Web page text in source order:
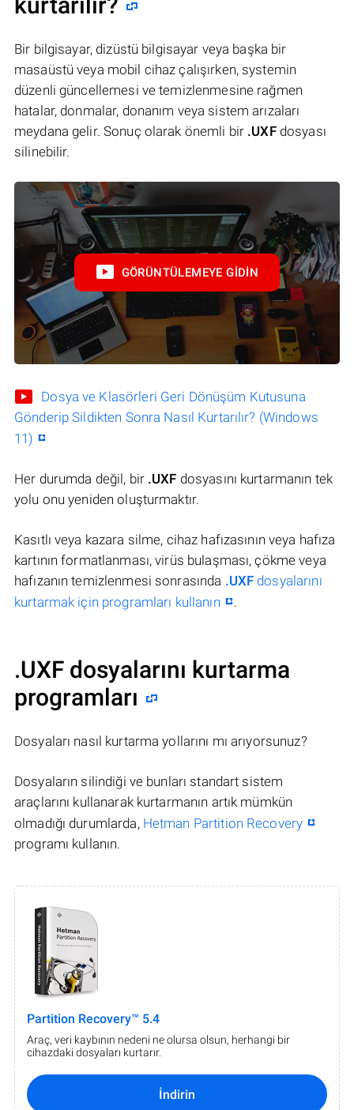
Bir bilgisayar, dizüstü bilgisayar veya başka bir
masaüstü veya mobil cihaz çalışırken, systemin
düzenli güncellemesi ve temizlenmesine rağmen
hatalar, donmalar, donanım veya sistem arızaları
meydana gelir. Sonuç olarak önemli bir .UXFdosyası
silinebilir.
GÖRÜNTÜLEMEYE GIDIN
Dosya ve Klasörleri Geri Dönüşüm Kutusuna
Gönderip Sildikten Sonra Nasıl Kurtarılır? (Windows
11)
Her durumda değil, bir .UXF dosyasını kurtarmanın tek
yolu onu yeniden oluşturmaktır.
Kasıtlı veya kazara silme, cihaz hafızasının veya hafıza
kartının formatlanması, virüs bulaşması, çökme veya
hafızanın temizlenmesi sonrasında .UXF dosyalarını
kurtarmak için programları kullanın
.
.UXF dosyalarını kurtarma
programları
Dosyaları nasıl kurtarma yollarını mı arıyorsunuz?
Dosyaların silindiği ve bunları standart sistem
araçlarını kullanarak kurtarmanın artık mümkün
olmadığı durumlarda, Hetman Partition Recovery
programı kullanın.
Partition Recovery™ 5.4
Araç, veri kaybının nedeni ne olursa olsun, herhangi bir
cihazdaki dosyaları kurtarır.
İndirin